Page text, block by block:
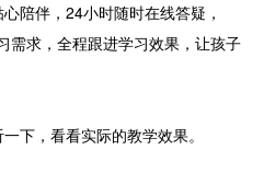
陪伴，24小时随时在线答疑，
需求，全程跟进学习效果，让孩子
，看看实际的教学效果。